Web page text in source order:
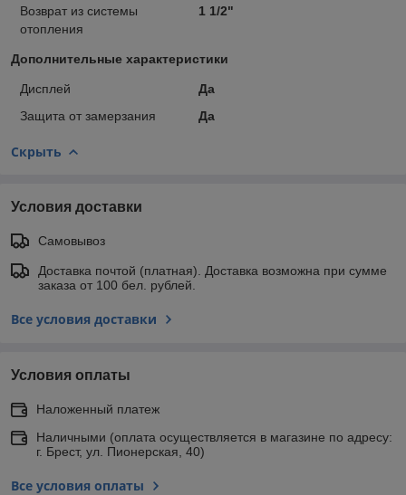
Возврат из системы
отопления
1 1/2"
Дополнительные характеристики
Дисплей
Да
Защита от замерзания
Да
Скрыть
Условия доставки
Самовывоз
Доставка почтой (платная). Доставка возможна при сумме
заказа от 100 бел. рублей.
Все условия доставки
Условия оплаты
Наложенный платеж
Наличными (оплата осуществляется в магазине по адресу:
г. Брест, ул. Пионерская, 40)
Все условия оплаты